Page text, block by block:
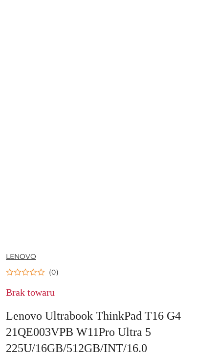
NAZWA
PRODUCENTA:
LENOVO
(0)
Brak towaru
Lenovo Ultrabook ThinkPad T16 G4
21QE003VPB W11Pro Ultra 5
225U/16GB/512GB/INT/16.0